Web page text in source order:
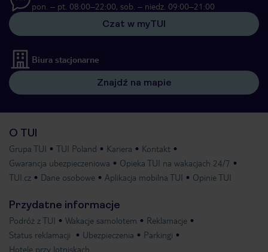
pon. – pt. 08:00–22:00, sob. – niedz. 09:00–21:00
Czat w myTUI
Biura stacjonarne
Znajdź na mapie
O TUI
Grupa TUI TUI Poland Kariera
Kontakt
Gwarancja ubezpieczeniowa
Opieka TUI na wakacjach 24/7
TUI.cz
Dane osobowe Aplikacja mobilna TUI Opinie TUI
Przydatne informacje
Podróż z TUI Wakacje samolotem
Reklamacje
Status reklamacji
Ubezpieczenia
Parkingi
Hotele przy lotniskach